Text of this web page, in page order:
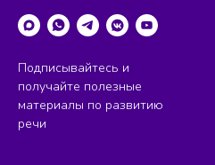
Подписывайтесь и
получайте полезные
материалы по развитию
речи